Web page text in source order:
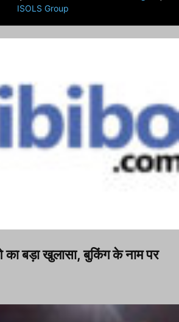
ISOLS Group
बड़ा खुलासा, बुकिंग के नाम पर